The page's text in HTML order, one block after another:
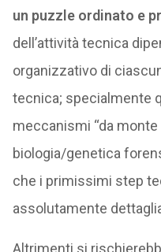
un puzzle ordinato e
dell’attività tecnica
organizzativo di
tecnica; specialmente
meccanismi “da monte
biologia/genetica
che i primissimi step
assolutamente
Altrimenti si